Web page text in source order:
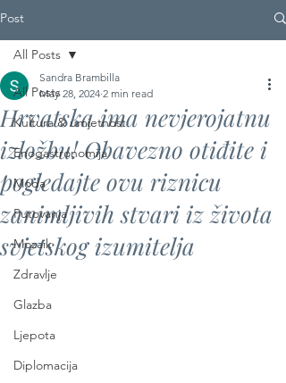
Post
All Posts
Kultura & umjetnost
Enogastronomija
Moda
Putovanja
Mozaik
Zdravlje
Glazba
Ljepota
Diplomacija
All Posts
Hrvatska ima nevjerojatnu
izložbu! Obavezno otiđite i
pogledajte ovu riznicu
zanimljivih stvari iz života
svjetskog izumitelja
Sandra Brambilla
May 28, 2024 2 min read